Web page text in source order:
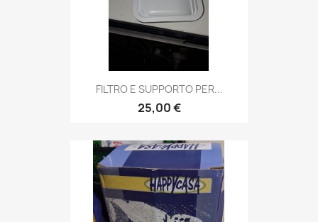
FILTRO E SUPPORTO PER...
25,00 €